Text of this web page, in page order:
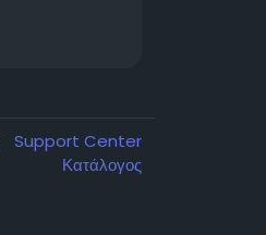
Support Center
Κατάλογος